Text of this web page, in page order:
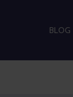
BLOG